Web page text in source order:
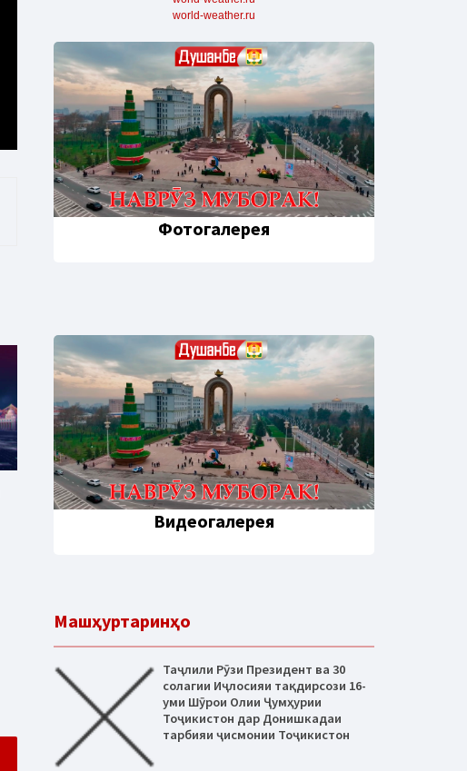
world-weather.ru
Фотогалерея
Видеогалерея
Машҳуртаринҳо
Таҷлили Рӯзи Президент ва 30
солагии Иҷлосияи тақдирсози 16-
уми Шӯрои Олии Ҷумҳурии
Тоҷикистон дар Донишкадаи
тарбияи ҷисмонии Тоҷикистон